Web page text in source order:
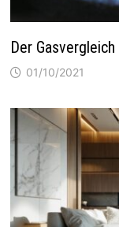
Der
01/10/2021